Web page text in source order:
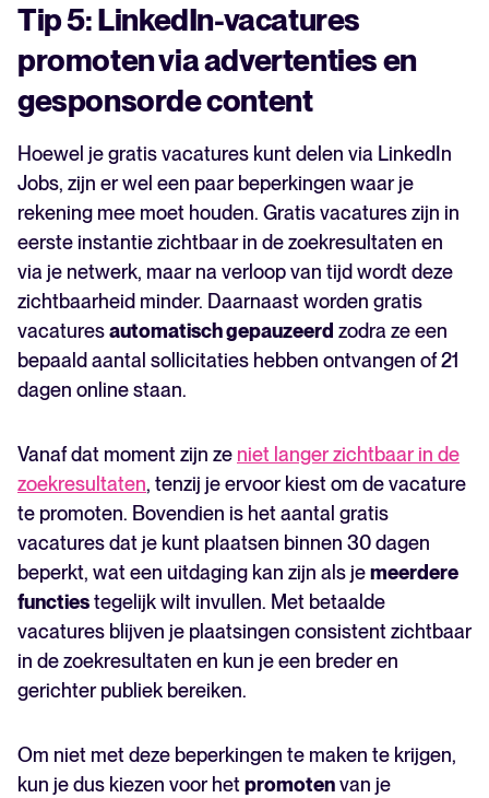
Tip 5: LinkedIn-vacatures
promoten via advertenties en
gesponsorde content
Hoewel je gratis vacatures kunt delen via LinkedIn
Jobs, zijn er wel een paar beperkingen waar je
rekening mee moet houden. Gratis vacatures zijn in
eerste instantie zichtbaar in de zoekresultaten en
via je netwerk, maar na verloop van tijd wordt deze
zichtbaarheid minder. Daarnaast worden gratis
vacaturesautomatisch gepauzeerd zodra ze een
bepaald aantal sollicitaties hebben ontvangen of 21
dagen online staan.
Vanaf dat moment zijn ze niet langer zichtbaar in de
zoekresultaten, tenzij je ervoor kiest om de vacature
te promoten. Bovendien is het aantal gratis
vacatures dat je kunt plaatsen binnen 30 dagen
beperkt, wat een uitdaging kan zijn als jemeerdere
functiestegelijk wilt invullen. Met betaalde
vacatures blijven je plaatsingen consistent zichtbaar
in de zoekresultaten en kun je een breder en
gerichter publiek bereiken.
Om niet met deze beperkingen te maken te krijgen,
kun je dus kiezen voor hetpromotenvan je